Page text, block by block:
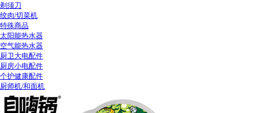
剃须刀
绞肉/切菜机
特殊商品
太阳能热水器
空气能热水器
厨卫大电配件
厨房小电配件
个护健康配件
厨师机/和面机